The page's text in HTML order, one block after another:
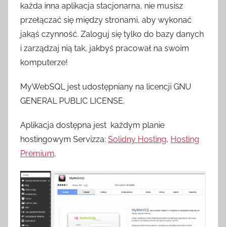
każda inna aplikacja stacjonarna, nie musisz
przełączać się między stronami, aby wykonać
jakąś czynność. Zaloguj się tylko do bazy danych
i zarządzaj nią tak, jakbyś pracował na swoim
komputerze!
MyWebSQL jest udostępniany na licencji GNU
GENERAL PUBLIC LICENSE.
Aplikacja dostępna jest każdym planie
hostingowym Servizza: Solidny Hosting, Hosting
Premium.